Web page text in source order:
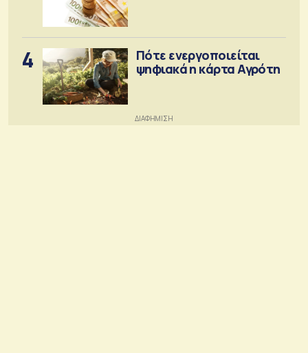
4
Πότε ενεργοποιείται
ψηφιακά η κάρτα Αγρότη